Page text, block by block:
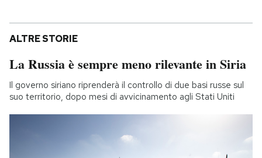
ALTRE STORIE
La Russia è sempre meno rilevante in Siria
Il governo siriano riprenderà il controllo di due basi russe sul
suo territorio, dopo mesi di avvicinamento agli Stati Uniti